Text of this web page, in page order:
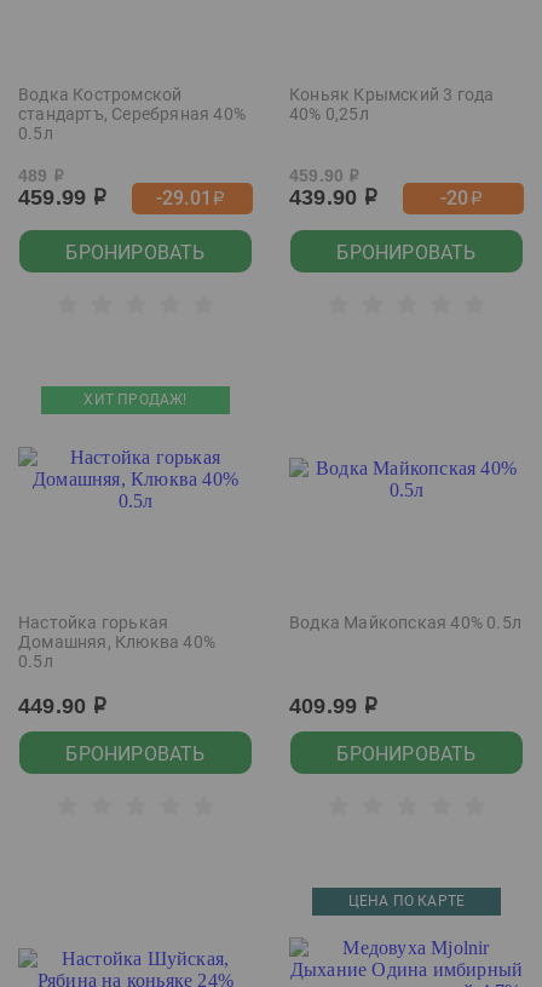
Водка Костромской
стандартъ, Серебряная 40%
0.5л
489 р
459.99 р -29.01 р
БРОНИРОВАТЬ
Коньяк Крымский 3 года
40% 0,25л
459.90 р
439.90 р -20р
БРОНИРОВАТЬ
ХИТ ПРОДАЖ!
Настойка горькая
Домашняя, Клюква 40%
0.5л
449.90 р
БРОНИРОВАТЬ
Водка Майкопская 40% 0.5л
409.99 р
БРОНИРОВАТЬ
ЦЕНА ПО КАРТЕ